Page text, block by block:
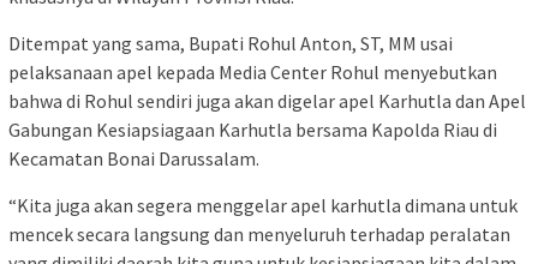
Ditempat yang sama, Bupati Rohul Anton, ST, MM usai
pelaksanaan apel kepada Media Center Rohul menyebutkan
bahwa di Rohul sendiri juga akan digelar apel Karhutla dan Apel
Gabungan Kesiapsiagaan Karhutla bersama Kapolda Riau di
Kecamatan Bonai Darussalam.
“Kita juga akan segera menggelar apel karhutla dimana untuk
mencek secara langsung dan menyeluruh terhadap peralatan